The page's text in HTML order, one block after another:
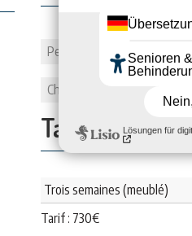
Personnes 2
Chambes
Tarifs:
Trois semaines (meublé)
Tarif : 730€